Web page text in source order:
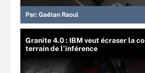
Par: Gaétan Raoul
Granite 4.0 : IBM veut écraser la
terrain de l’inférence